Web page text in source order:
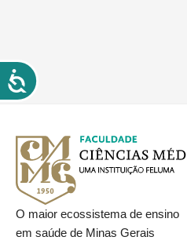
O maior ecossistema de ensino
em saúde de Minas Gerais